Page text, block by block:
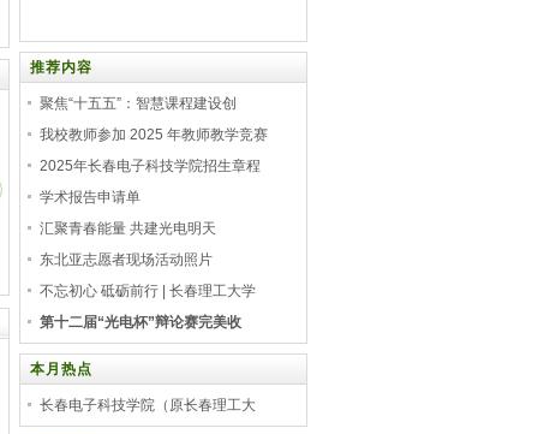
科研项目
推荐内容
聚焦“十五五”：智慧课程建设创
我校教师参加 2025 年教师教学竞赛
2025年长春电子科技学院招生章程
学术报告申请单
汇聚青春能量 共建光电明天
东北亚志愿者现场活动照片
不忘初心 砥砺前行 | 长春理工大学
第十二届“光电杯”辩论赛完美收
本月热点
长春电子科技学院（原长春理工大